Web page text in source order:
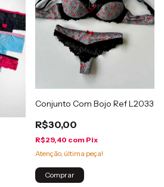
Conjunto Com Bojo Ref L2033
R$30,00
R$29,40 com Pix
Atenção, última peça!
Comprar